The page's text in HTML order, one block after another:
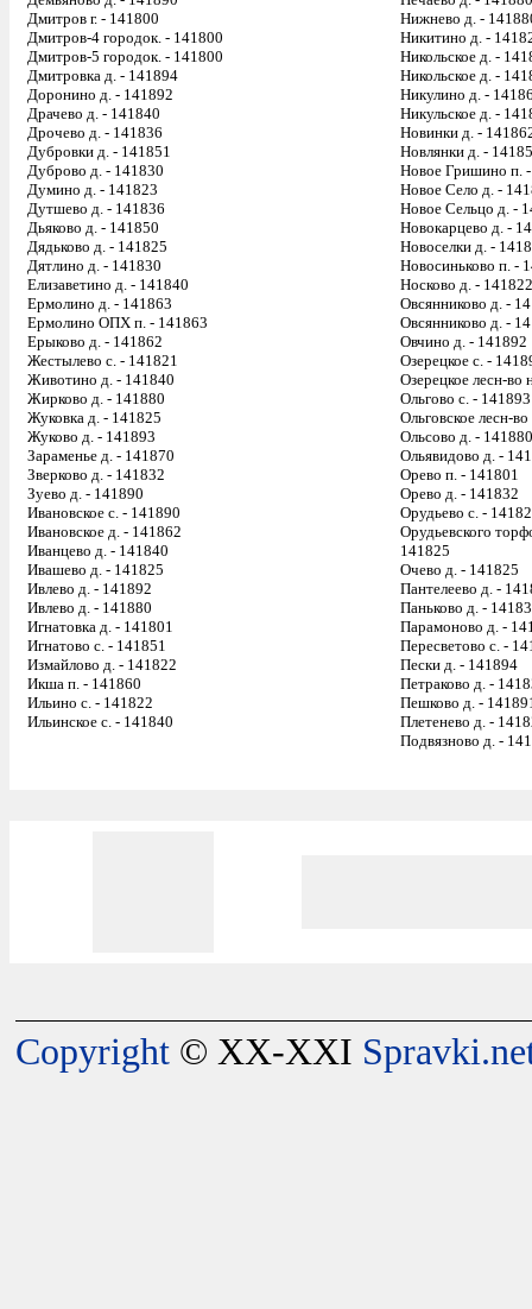
Дмитров г. - 141800
Дмитров-4 городок. - 141800
Дмитров-5 городок. - 141800
Дмитровка д. - 141894
Доронино д. - 141892
Драчево д. - 141840
Дрочево д. - 141836
Дубровки д. - 141851
Дуброво д. - 141830
Думино д. - 141823
Дутшево д. - 141836
Дьяково д. - 141850
Дядьково д. - 141825
Дятлино д. - 141830
Елизаветино д. - 141840
Ермолино д. - 141863
Ермолино ОПХ п. - 141863
Ерыково д. - 141862
Жестылево с. - 141821
Животино д. - 141840
Жирково д. - 141880
Жуковка д. - 141825
Жуково д. - 141893
Зараменье д. - 141870
Зверково д. - 141832
Зуево д. - 141890
Ивановское с. - 141890
Ивановское д. - 141862
Иванцево д. - 141840
Ивашево д. - 141825
Ивлево д. - 141892
Ивлево д. - 141880
Игнатовка д. - 141801
Игнатово с. - 141851
Измайлово д. - 141822
Икша п. - 141860
Ильино с. - 141822
Ильинское с. - 141840
Нижнево д. -
Никитино д. -
Никольское д. -
Никольское д. -
Никулино д. -
Никульское д. -
Новинки д. -
Новлянки д. -
Новое Гришино п.
Новое Село д. -
Новое Сельцо д. -
Новокарцево д. -
Новоселки д. -
Новосиньково п. -
Носково д. - 141822
Овсянниково д. -
Овсянниково д. -
Овчино д. - 141892
Озерецкое с. -
Озерецкое лесн-во
Ольгово с. - 141893
Ольговское лесн-
Ольсово д. - 141880
Ольявидово д. -
Орево п. - 141801
Орево д. - 141832
Орудьево с. -
Орудьевского
141825
Очево д. - 141825
Пантелеево д. -
Паньково д. -
Парамоново д. -
Пересветово с. -
Пески д. - 141894
Петраково д. -
Пешково д. -
Плетенево д. -
Подвязново д. -
Copyright © XX-XXI